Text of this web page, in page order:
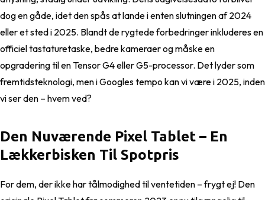
dog en gåde, idet den spås at lande i enten slutningen af 2024
eller et sted i 2025. Blandt de rygtede forbedringer inkluderes en
officiel tastaturetaske, bedre kameraer og måske en
opgradering til en Tensor G4 eller G5-processor. Det lyder som
fremtidsteknologi, men i Googles tempo kan vi være i 2025, inden
vi ser den – hvem ved?
Den Nuværende Pixel Tablet – En
Lækkerbisken Til Spotpris
For dem, der ikke har tålmodighed til ventetiden – frygt ej! Den